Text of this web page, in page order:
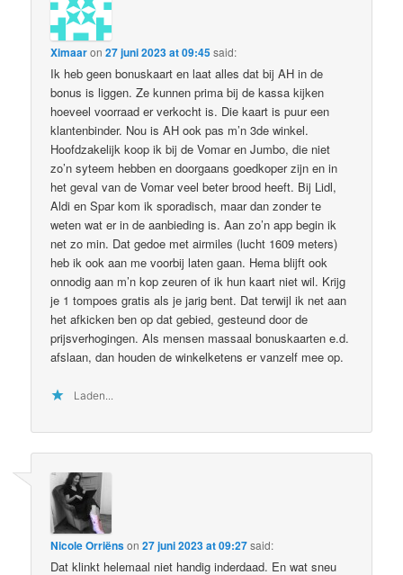
Ximaaron27 juni 2023 at 09:45said:
Ik heb geen bonuskaart en laat alles dat bij AH in de
bonus is liggen. Ze kunnen prima bij de kassa kijken
hoeveel voorraad er verkocht is. Die kaart is puur een
klantenbinder. Nou is AH ook pas m’n 3de winkel.
Hoofdzakelijk koop ik bij de Vomar en Jumbo, die niet
zo’n syteem hebben en doorgaans goedkoper zijn en in
het geval van de Vomar veel beter brood heeft. Bij Lidl,
Aldi en Spar kom ik sporadisch, maar dan zonder te
weten wat er in de aanbieding is. Aan zo’n app begin ik
net zo min. Dat gedoe met airmiles (lucht 1609 meters)
heb ik ook aan me voorbij laten gaan. Hema blijft ook
onnodig aan m’n kop zeuren of ik hun kaart niet wil. Krijg
je 1 tompoes gratis als je jarig bent. Dat terwijl ik net aan
het afkicken ben op dat gebied, gesteund door de
prijsverhogingen. Als mensen massaal bonuskaarten e.d.
afslaan, dan houden de winkelketens er vanzelf mee op.
Laden...
Nicole Orriënson27 juni 2023 at 09:27said:
Dat klinkt helemaal niet handig inderdaad. En wat sneu